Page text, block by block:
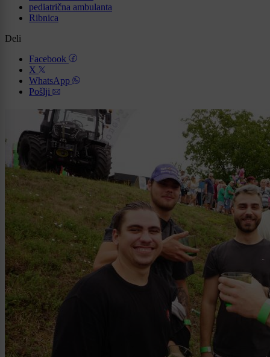
pediatrična ambulanta
Ribnica
Deli
Facebook
X
WhatsApp
Pošlji